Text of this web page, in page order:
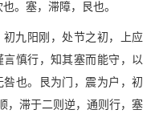
。塞，滞障，艮也。
初九阳刚，处节之初，上应
慎行，知其塞而能守，以
也。艮为门，震为户，初
，滞于二则逆，通则行，塞